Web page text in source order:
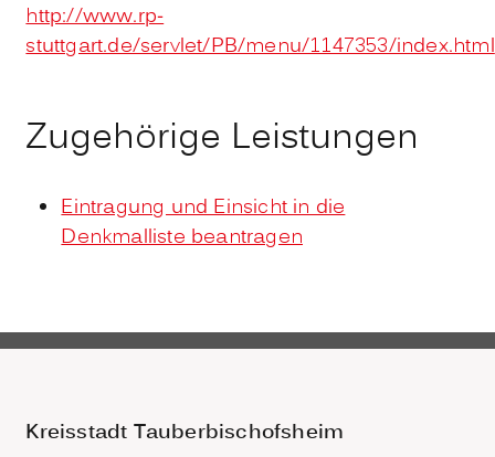
http://www.rp-
stuttgart.de/servlet/PB/menu/1147353/index.html
Zugehörige Leistungen
Eintragung und Einsicht in die
Denkmalliste beantragen
Kreisstadt Tauberbischofsheim